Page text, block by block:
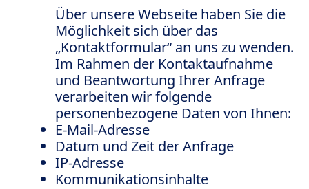
Über unsere Webseite haben Sie die
Möglichkeit sich über das
„Kontaktformular“ an uns zu wenden.
Im Rahmen der Kontaktaufnahme
und Beantwortung Ihrer Anfrage
verarbeiten wir folgende
personenbezogene Daten von Ihnen:
E-Mail-Adresse
Datum und Zeit der Anfrage
IP-Adresse
Kommunikationsinhalte